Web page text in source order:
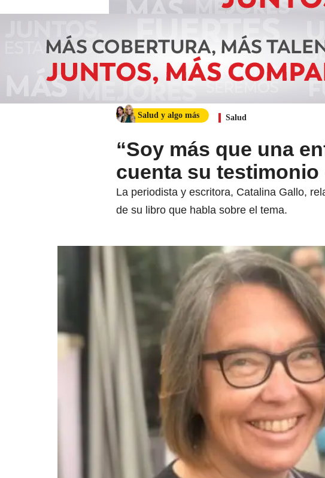
Salud y algo más Salud
“Soy más que una
cuenta su
La periodista y escritora, Catalina Gallo,
de su libro que habla sobre el tema.